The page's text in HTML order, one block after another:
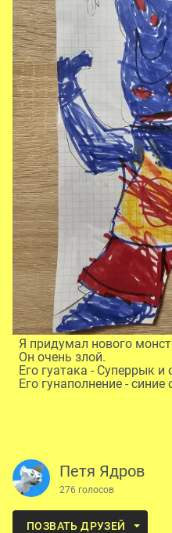
Я придумал нового
Он очень злой.
Его гуатака - Суперрык и
Его гунаполнение -
Петя Ядров
276 голосов
ПОЗВАТЬ ДРУЗЕЙ